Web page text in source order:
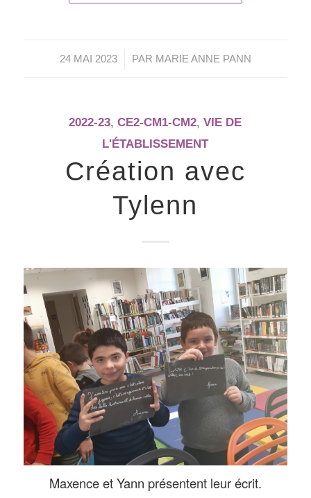
24 MAI 2023
/ PAR MARIE ANNE PANN
2022-23,CE2-CM1-CM2,VIE DE
L'ÉTABLISSEMENT
Création avec
Tylenn
Maxence et Yann présentent leur écrit.